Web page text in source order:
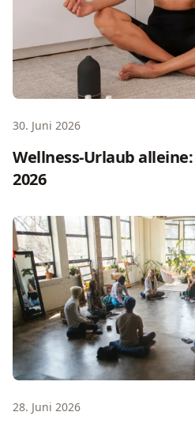
30. Juni 2026
Wellness-Urlaub
2026
Wellness-Aktivitäten: 7 Arten
28. Juni 2026